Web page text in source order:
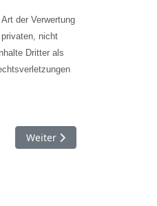
der Verwertung
nicht
Dritter als
Nächster Beitrag: Links
Weiter